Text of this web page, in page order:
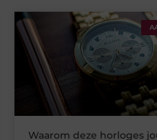
Waarom deze horloges